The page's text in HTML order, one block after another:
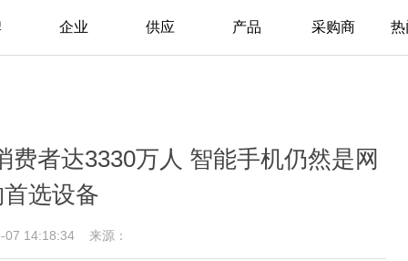
企业 供应 产品 采购商 热
费者达3330万人 智能手机仍然是网
首选设备
07 14:18:34 来源：